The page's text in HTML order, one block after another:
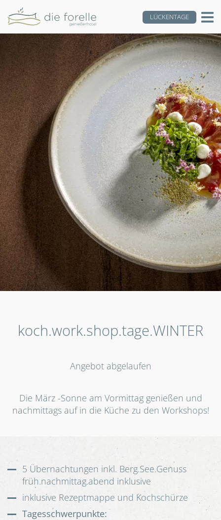
LÜCKENTAGE
koch.work.shop.tage.WINTER
Angebot abgelaufen
Die März -Sonne am Vormittag genießen und
nachmittags auf in die Küche zu den Workshops!
5 Übernachtungen inkl. Berg.See.Genuss
früh.nachmittag.abend inklusive
inklusive Rezeptmappe und Kochschürze
Tagesschwerpunkte: